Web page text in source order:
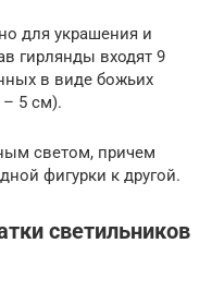
для украшения и
гирлянды входят 9
в виде божьих
5 см).
светом, причем
фигурки к другой.
светильников